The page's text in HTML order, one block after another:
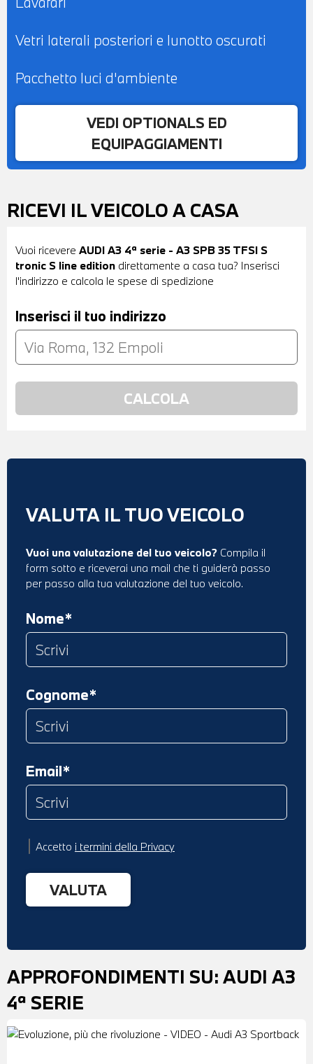
Vetri laterali posteriori e lunotto oscurati
Pacchetto luci d'ambiente
VEDI OPTIONALS ED
EQUIPAGGIAMENTI
RICEVI IL VEICOLO A CASA
Vuoi ricevere AUDI A3 4ª serie - A3 SPB 35 TFSI S
tronic S line edition direttamente a casa tua? Inserisci
l'indirizzo e calcola le spese di spedizione
Inserisci il tuo indirizzo
VALUTA IL TUO VEICOLO
Vuoi una valutazione del tuo veicolo? Compila il
form sotto e riceverai una mail che ti guiderà passo
per passo alla tua valutazione del tuo veicolo.
Nome*
Cognome*
Email*
Accetto i termini della Privacy
APPROFONDIMENTI SU: AUDI A3
4ª SERIE